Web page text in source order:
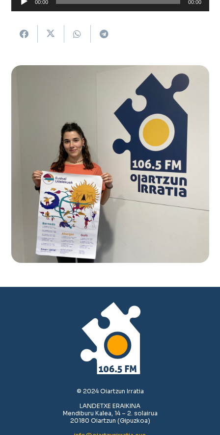
erreproduzigailua
00:00 00:00
© 2024 Oiartzun Irratia
LANDETXE ERAIKINA
Mendiburu Kalea, 14 – 2. solairua
20180 Oiartzun (Gipuzkoa)